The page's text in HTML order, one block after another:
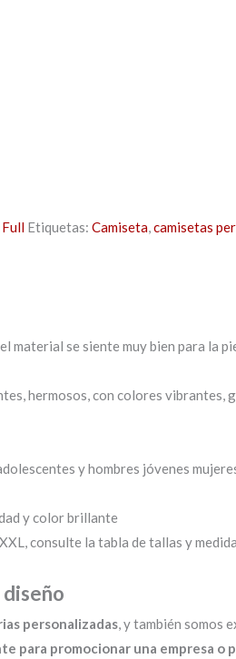
Etiquetas:Camiseta,camisetas
material se siente muy bien para la
hermosos, con colores
y hombres jóvenes
y color brillante
consulte la tabla de tallas y
personalizadas, y también somos
para promocionar una empresa